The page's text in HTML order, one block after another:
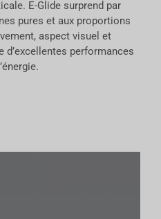
E-Glide surprend par
pures et aux proportions
aspect visuel et
performances